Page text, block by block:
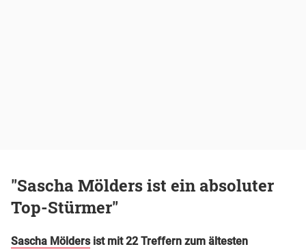
"Sascha Mölders ist ein absoluter
Top-Stürmer"
Sascha Möldersist mit 22 Treffern zum ältesten